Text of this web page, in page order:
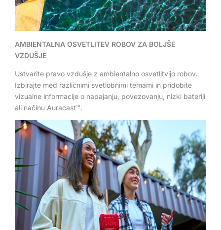
AMBIENTALNA OSVETLITEV ROBOV ZA BOLJŠE
VZDUŠJE
Ustvarite pravo vzdušje z ambientalno osvetlitvijo robov.
Izbirajte med različnimi svetlobnimi temami in pridobite
vizualne informacije o napajanju, povezovanju, nizki bateriji
ali načinu Auracast™.